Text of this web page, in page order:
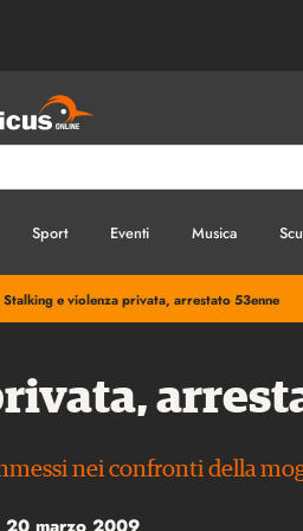
Sport Eventi Musica
Stalking e violenza privata, arrestato 53enne
nei confronti della